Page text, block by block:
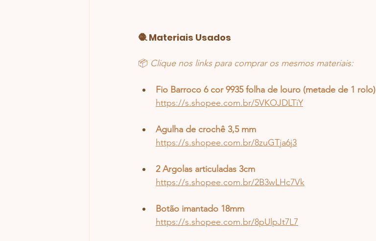
🧶 Materiais Usados
📦 Clique nos links para comprar os mesmos materiais:
Fio Barroco 6 cor 9935 folha de louro (metade de 1 rolo)
https://s.shopee.com.br/5VKOJDLTiY
Agulha de crochê 3,5 mm
https://s.shopee.com.br/8zuGTja6j3
2 Argolas articuladas 3cm
https://s.shopee.com.br/2B3wLHc7Vk
Botão imantado 18mm
https://s.shopee.com.br/8pUlpJt7L7